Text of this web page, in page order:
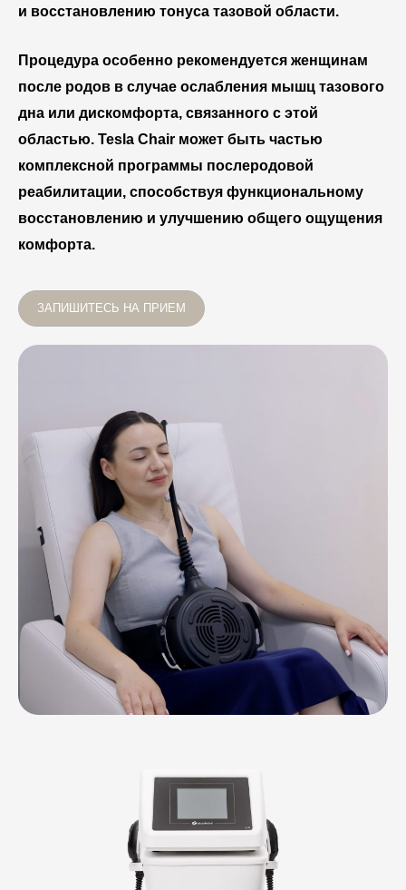
и восстановлению тонуса тазовой области.
Процедура особенно рекомендуется женщинам
после родов в случае ослабления мышц тазового
дна или дискомфорта, связанного с этой
областью. Tesla Chair может быть частью
комплексной программы послеродовой
реабилитации, способствуя функциональному
восстановлению и улучшению общего ощущения
комфорта.
ЗАПИШИТЕСЬ НА ПРИЕМ